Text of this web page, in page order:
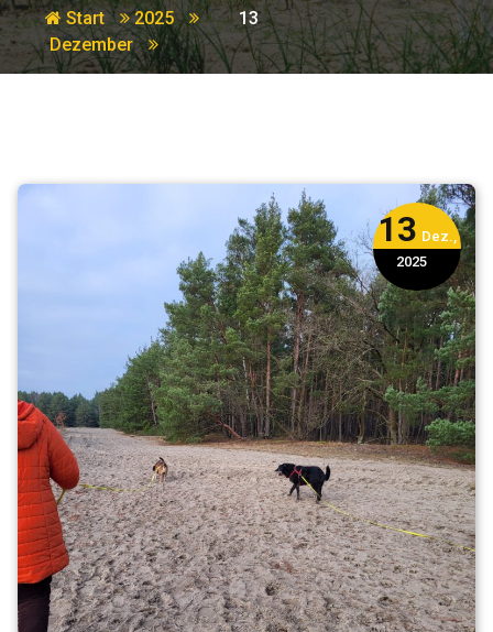
Start
2025
Dezember
13
13 Dez.,
2025